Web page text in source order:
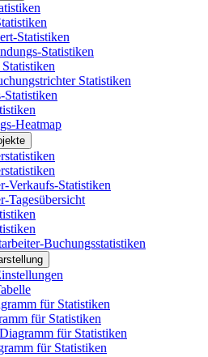
Statistiken
Statistiken
Statistiken
Statistiken
Heatmap
Verkaufs-Statistiken
Tagesübersicht
Buchungsstatistiken
für Statistiken
für Statistiken
für Statistiken
für Statistiken